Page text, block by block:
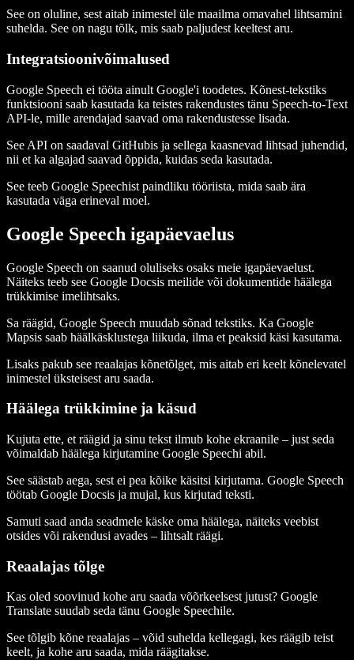
See on oluline, sest aitab inimestel üle maailma omavahel lihtsamini
suhelda. See on nagu tõlk, mis saab paljudest keeltest aru.
Integratsioonivõimalused
Google Speech ei tööta ainult Google'i toodetes. Kõnest-tekstiks
funktsiooni saab kasutada ka teistes rakendustes tänu Speech-to-Text
API-le, mille arendajad saavad oma rakendustesse lisada.
See API on saadaval GitHubis ja sellega kaasnevad lihtsad juhendid,
nii et ka algajad saavad õppida, kuidas seda kasutada.
See teeb Google Speechist paindliku tööriista, mida saab ära
kasutada väga erineval moel.
Google Speech igapäevaelus
Google Speech on saanud oluliseks osaks meie igapäevaelust.
Näiteks teeb see Google Docsis meilide või dokumentide häälega
trükkimise imelihtsaks.
Sa räägid, Google Speech muudab sõnad tekstiks. Ka Google
Mapsis saab häälkäsklustega liikuda, ilma et peaksid käsi kasutama.
Lisaks pakub see reaalajas kõnetõlget, mis aitab eri keelt kõnelevatel
inimestel üksteisest aru saada.
Häälega trükkimine ja käsud
Kujuta ette, et räägid ja sinu tekst ilmub kohe ekraanile – just seda
võimaldab häälega kirjutamine Google Speechi abil.
See säästab aega, sest ei pea kõike käsitsi kirjutama. Google Speech
töötab Google Docsis ja mujal, kus kirjutad teksti.
Samuti saad anda seadmele käske oma häälega, näiteks veebist
otsides või rakendusi avades – lihtsalt räägi.
Reaalajas tõlge
Kas oled soovinud kohe aru saada võõrkeelsest jutust? Google
Translate suudab seda tänu Google Speechile.
See tõlgib kõne reaalajas – võid suhelda kellegagi, kes räägib teist
keelt, ja kohe aru saada, mida räägitakse.